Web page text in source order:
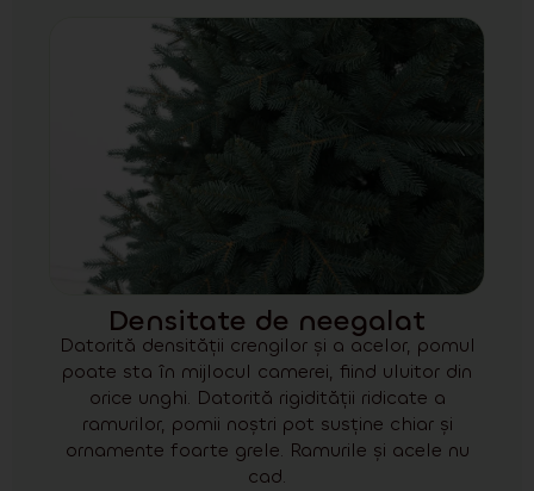
Densitate de neegalat
Datorită densității crengilor și a acelor, pomul
poate sta în mijlocul camerei, fiind uluitor din
orice unghi. Datorită rigidității ridicate a
ramurilor, pomii noștri pot susține chiar și
ornamente foarte grele. Ramurile și acele nu
cad.